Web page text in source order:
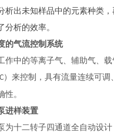
析出未知样品中的元素种类
分析的效率。
的气流控制系统
作中的等离子气、辅助气、
）来控制，具有流量连续可
性。
进样装置
为十二转子四通道全自动设